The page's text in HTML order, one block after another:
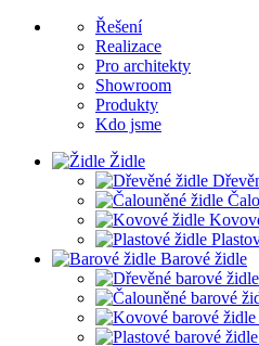
Řešení
Realizace
Pro architekty
Showroom
Produkty
Kdo jsme
Židle
Barové židle